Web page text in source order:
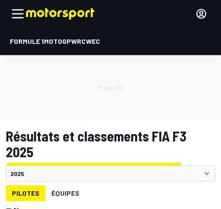
FORMULE 1MOTOGPWRCWEC
Résultats et classements FIA F3
2025
PILOTES ÉQUIPES